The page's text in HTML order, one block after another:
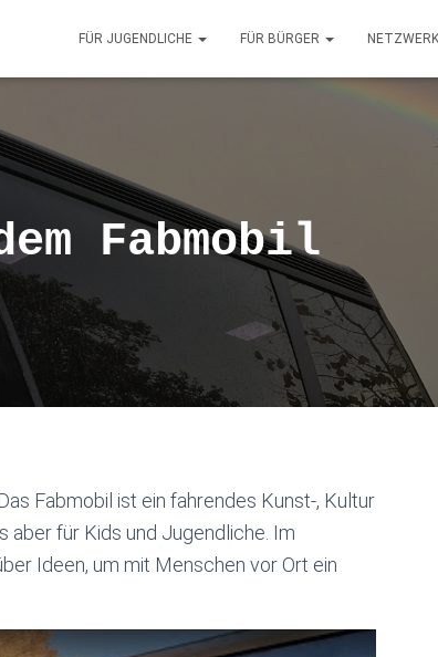
FÜR JUGENDLICHE FÜR BÜRGER NETZWERK
Fabmobil
Fabmobil ist ein fahrendes Kunst-, Kultur
aber für Kids und Jugendliche. Im
Ideen, um mit Menschen vor Ort ein